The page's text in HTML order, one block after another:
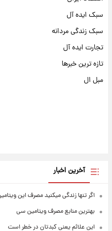
سبک ایده آل
سبک زندگی مردانه
تجارت ایده آل
تازه ترین خبرها
مبل ال
آخرین اخبار
اگر تنها زندگی میکنید مصرف این
بهترین منابع مصرف ویتامین سی
این علائم یعنی کبدتان در خطر است